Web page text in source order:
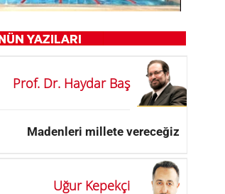
Prof. Dr. Haydar Baş
Madenleri millete vereceğiz
Uğur Kepekçi